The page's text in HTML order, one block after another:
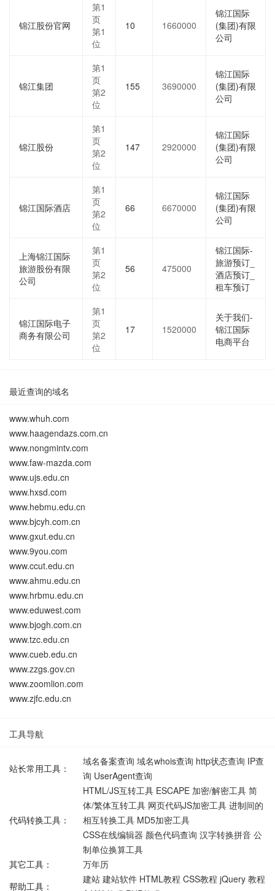
锦江股份官网
第1
页
第1
位
10 1660000
锦江国际
(集团)有限
公司
锦江集团
第1
页
第2
位
155 3690000
锦江国际
(集团)有限
公司
锦江股份
第1
页
第2
位
147 2920000
锦江国际
(集团)有限
公司
锦江国际酒店
第1
页
第2
位
66 6670000
锦江国际
(集团)有限
公司
上海锦江国际
旅游股份有限
公司
第1
页
第2
位
56 475000
锦江国际-
旅游预订_
酒店预订_
租车预订
锦江国际电子
商务有限公司
第1
页
第2
位
17 1520000
关于我们-
锦江国际
电商平台
最近查询的域名
www.whuh.com
www.haagendazs.com.cn
www.nongmintv.com
www.faw-mazda.com
www.ujs.edu.cn
www.hxsd.com
www.hebmu.edu.cn
www.bjcyh.com.cn
www.gxut.edu.cn
www.9you.com
www.ccut.edu.cn
www.ahmu.edu.cn
www.hrbmu.edu.cn
www.eduwest.com
www.bjogh.com.cn
www.tzc.edu.cn
www.cueb.edu.cn
www.zzgs.gov.cn
www.zoomlion.com
www.zjfc.edu.cn
工具导航
站长常用工具：
域名备案查询 域名whois查询 http状态查询 IP查
询 UserAgent查询
代码转换工具：
HTML/JS互转工具 ESCAPE 加密/解密工具 简
体/繁体互转工具 网页代码JS加密工具 进制间的
相互转换工具 MD5加密工具
CSS在线编辑器 颜色代码查询 汉字转换拼音 公
制单位换算工具
其它工具：
万年历
帮助工具：
建站 建站软件 HTML教程 CSS教程 jQuery 教程